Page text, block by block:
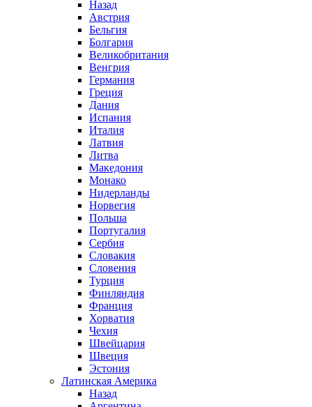
Назад
Австрия
Бельгия
Болгария
Великобритания
Венгрия
Германия
Греция
Дания
Испания
Италия
Латвия
Литва
Македония
Монако
Нидерланды
Норвегия
Польша
Португалия
Сербия
Словакия
Словения
Турция
Финляндия
Франция
Хорватия
Чехия
Швейцария
Швеция
Эстония
Латинская Америка
Назад